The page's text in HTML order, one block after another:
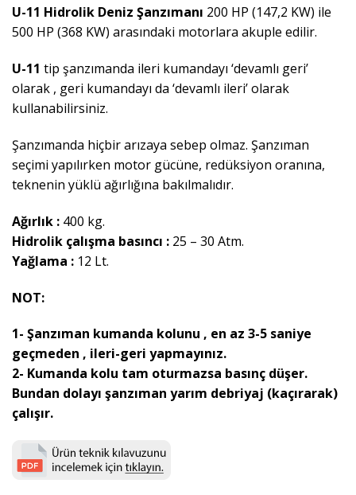
U-11 Hidrolik Deniz Şanzımanı 200 HP (147,2 KW) ile
500 HP (368 KW) arasındaki motorlara akuple edilir.
U-11 tip şanzımanda ileri kumandayı ‘devamlı geri’
olarak , geri kumandayı da ‘devamlı ileri’ olarak
kullanabilirsiniz.
Şanzımanda hiçbir arızaya sebep olmaz. Şanzıman
seçimi yapılırken motor gücüne, redüksiyon oranına,
teknenin yüklü ağırlığına bakılmalıdır.
Ağırlık : 400 kg.
Hidrolik çalışma basıncı : 25 – 30 Atm.
Yağlama : 12 Lt.
NOT:
1- Şanzıman kumanda kolunu , en az 3-5 saniye
geçmeden , ileri-geri yapmayınız.
2- Kumanda kolu tam oturmazsa basınç düşer.
Bundan dolayı şanzıman yarım debriyaj (kaçırarak)
çalışır.